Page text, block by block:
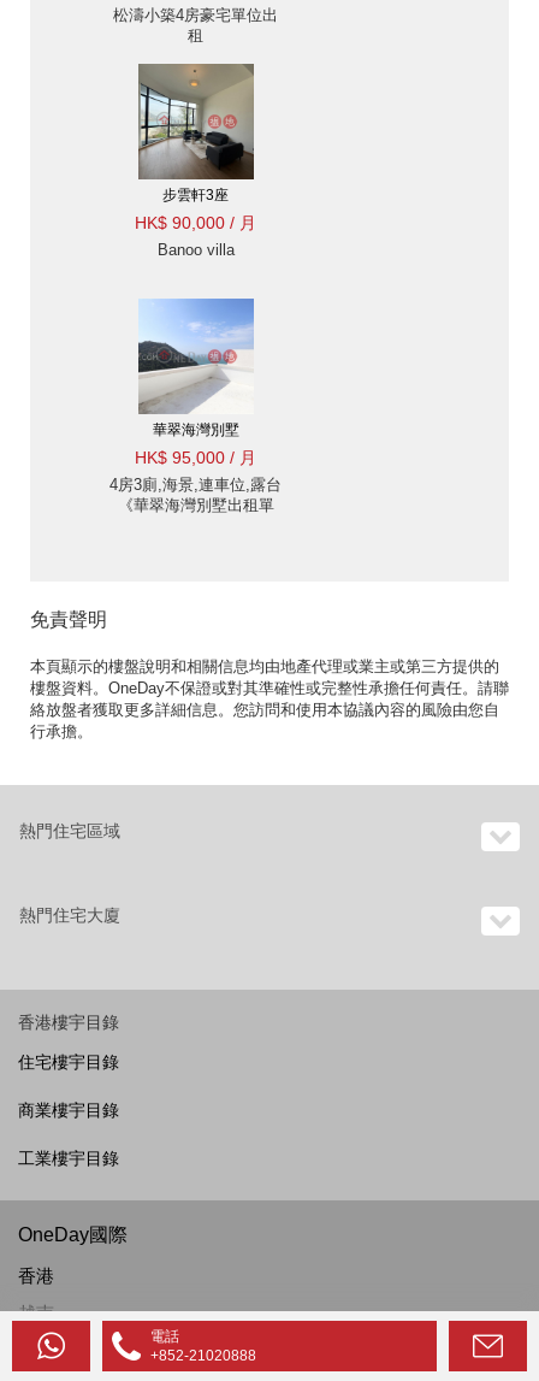
松濤小築4房豪宅單位出
租
步雲軒3座
HK$ 90,000 / 月
Banoo villa
華翠海灣別墅
HK$ 95,000 / 月
4房3廁,海景,連車位,露台
《華翠海灣別墅出租單
免責聲明
本頁顯示的樓盤說明和相關信息均由地產代理或業主或第三方提供的
樓盤資料。OneDay不保證或對其準確性或完整性承擔任何責任。請聯
絡放盤者獲取更多詳細信息。您訪問和使用本協議內容的風險由您自
行承擔。
電話
+852-21020888
熱門住宅區域
熱門住宅大廈
香港樓宇目錄
住宅樓宇目錄
商業樓宇目錄
工業樓宇目錄
OneDay國際
香港
越南
菲律賓